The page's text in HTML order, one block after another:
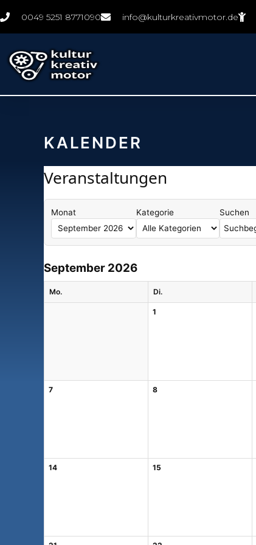
Inhalt
springen
0049 5251 8771090 info@kulturkreativmotor.de
KALENDER
Veranstaltungen
Monat Kategorie Suchen
September 2026
Mo. Di.
1
7 8
14 15